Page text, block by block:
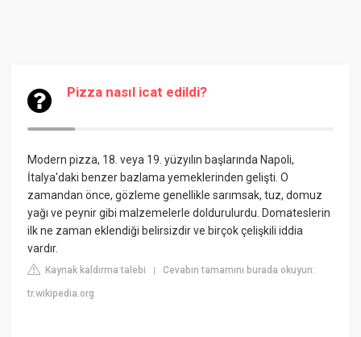
Pizza nasıl icat edildi?
Modern pizza, 18. veya 19. yüzyılın başlarında Napoli,
İtalya'daki benzer bazlama yemeklerinden gelişti. O
zamandan önce, gözleme genellikle sarımsak, tuz, domuz
yağı ve peynir gibi malzemelerle doldurulurdu. Domateslerin
ilk ne zaman eklendiği belirsizdir ve birçok çelişkili iddia
vardır.
Kaynak kaldırma talebi |Cevabın tamamını burada okuyun:
tr.wikipedia.org